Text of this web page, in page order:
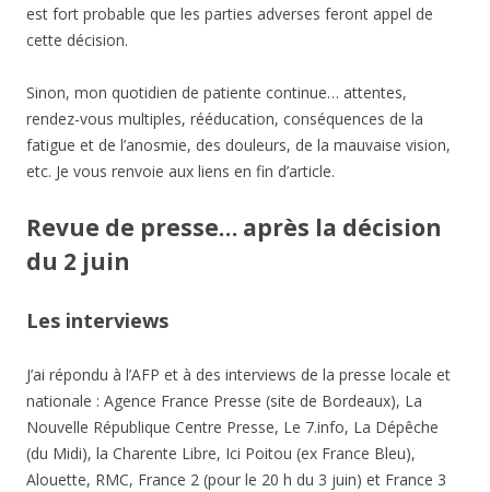
est fort probable que les parties adverses feront appel de
cette décision.
Sinon, mon quotidien de patiente continue… attentes,
rendez-vous multiples, rééducation, conséquences de la
fatigue et de l’anosmie, des douleurs, de la mauvaise vision,
etc. Je vous renvoie aux liens en fin d’article.
Revue de presse… après la décision
du 2 juin
Les interviews
J’ai répondu à l’AFP et à des interviews de la presse locale et
nationale : Agence France Presse (site de Bordeaux), La
Nouvelle République Centre Presse, Le 7.info, La Dépêche
(du Midi), la Charente Libre, Ici Poitou (ex France Bleu),
Alouette, RMC, France 2 (pour le 20 h du 3 juin) et France 3